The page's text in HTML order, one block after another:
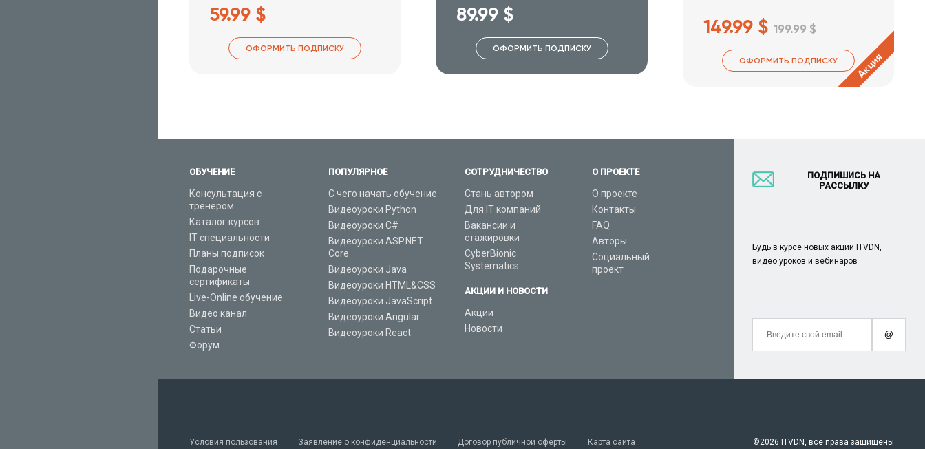
59.99 $
ОФОРМИТЬ ПОДПИСКУ
89.99 $
ОФОРМИТЬ ПОДПИСКУ
149.99 $ 199.99 $
ОФОРМИТЬ ПОДПИСКУ Акция
ОБУЧЕНИЕ
Консультация с
тренером
Каталог курсов
IT специальности
Планы подписок
Подарочные
сертификаты
Live-Online обучение
Видео канал
Статьи
Форум
ПОПУЛЯРНОЕ
С чего начать обучение
Видеоуроки Python
Видеоуроки C#
Видеоуроки ASP.NET
Core
Видеоуроки Java
Видеоуроки HTML&CSS
Видеоуроки JavaScript
Видеоуроки Angular
Видеоуроки React
СОТРУДНИЧЕСТВО
Стань автором
Для IT компаний
Вакансии и
стажировки
CyberBionic
Systematics
АКЦИИ И НОВОСТИ
Акции
Новости
О ПРОЕКТЕ
О проекте
Контакты
FAQ
Авторы
Социальный
проект
ПОДПИШИСЬ НА
РАССЫЛКУ
Будь в курсе новых акций ITVDN,
видео уроков и вебинаров
@
Условия пользования Заявление о конфиденциальности Договор публичной оферты Карта сайта ©2026 ITVDN, все права защищены